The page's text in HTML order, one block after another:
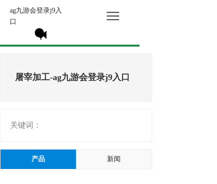
ag九游会登录j9入
口
屠宰加工-ag九游会登录j9入口
关键词：
产品 新闻